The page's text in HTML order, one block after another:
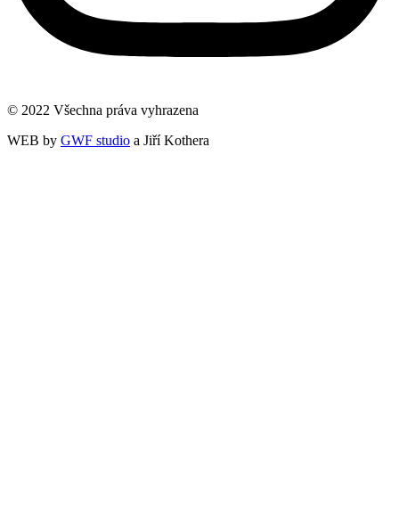
© 2022 Všechna práva vyhrazena
WEB by GWF studio a Jiří Kothera